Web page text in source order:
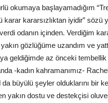
okumaya başlayamadığım
karar kararsızlıktan iyidir” sözü
odanın içinden. Verdiğim
gözlüğüme uzandım ve
geldiğimde az önceki
-kadın kahramanımız-
da büyülü şeyler olduklarını bir
yakın dostu ve destekçisi